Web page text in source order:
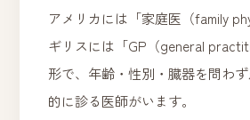
アメリカには「家庭医（family
ギリスには「GP（general
形で、年齢・性別・臓器を問わ
的に診る医師がいます。